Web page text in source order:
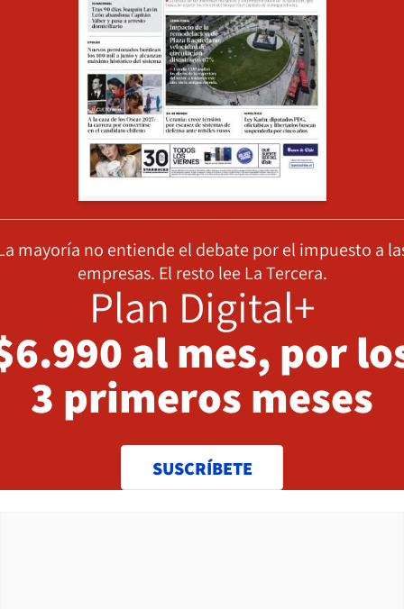
mayoría no entiende el debate por el impuesto a
empresas. El resto lee La Tercera.
Plan Digital+
al mes, por
3 primeros meses
SUSCRÍBETE